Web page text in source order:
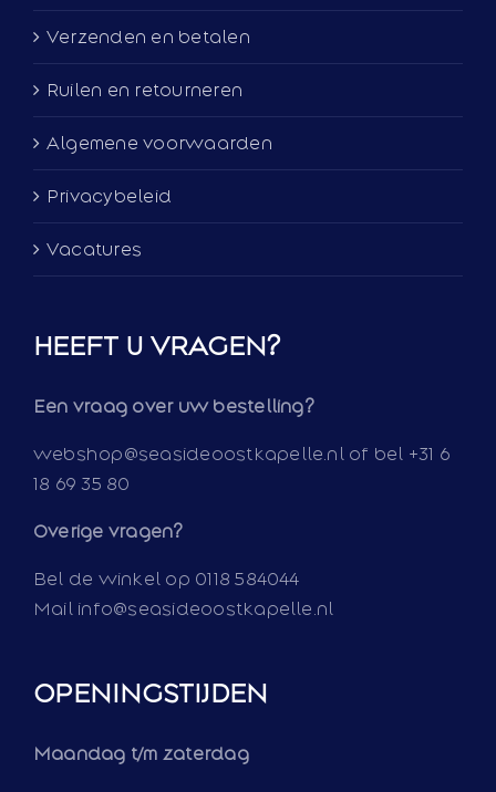
Verzenden en betalen
Ruilen en retourneren
Algemene voorwaarden
Privacybeleid
Vacatures
HEEFT U VRAGEN?
Een vraag over uw bestelling?
webshop@seasideoostkapelle.nl of bel +31 6
18 69 35 80
Overige vragen?
Bel de winkel op 0118 584044
Mail info@seasideoostkapelle.nl
OPENINGSTIJDEN
Maandag t/m zaterdag